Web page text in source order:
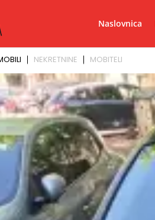
Naslovnica